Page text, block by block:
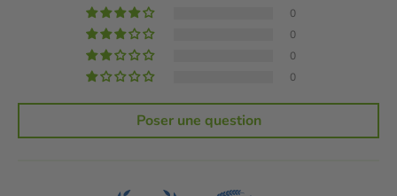
0
0
0
0
Poser une question